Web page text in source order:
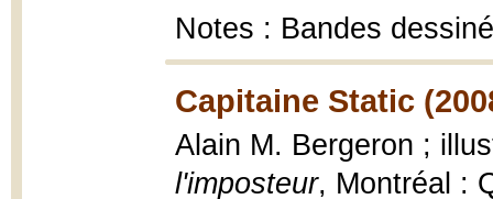
Notes : Bandes
Capitaine Static
Alain M. Bergeron ;
l'imposteur, Montréal :